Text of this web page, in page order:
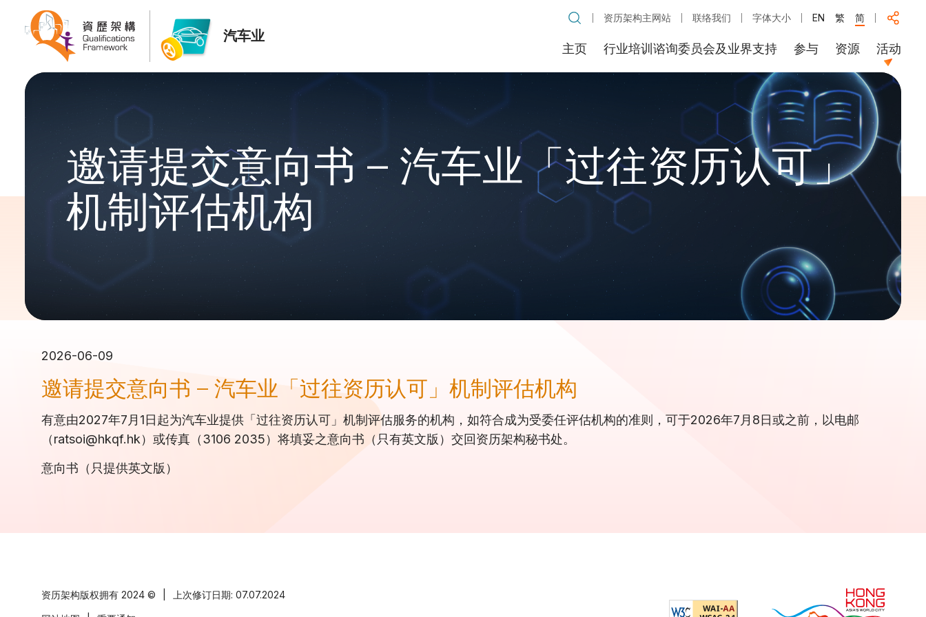
汽车业
资历架构主网站 联络我们 字体大小 EN 繁 简
主页 行业培训谘询委员会及业界支持 参与 资源 活动
邀请提交意向书 – 汽车业「过往资历认可」
机制评估机构
2026-06-09
邀请提交意向书 – 汽车业「过往资历认可」机制评估机构
有意由2027年7月1日起为汽车业提供「过往资历认可」机制评估服务的机构，如符合成为受委任评估机构的准则，可于2026年7月8日或之前，以电邮
（ratsoi@hkqf.hk）或传真（3106 2035）将填妥之意向书（只有英文版）交回资历架构秘书处。
意向书（只提供英文版）
资历架构版权拥有 2024 © 上次修订日期: 07.07.2024